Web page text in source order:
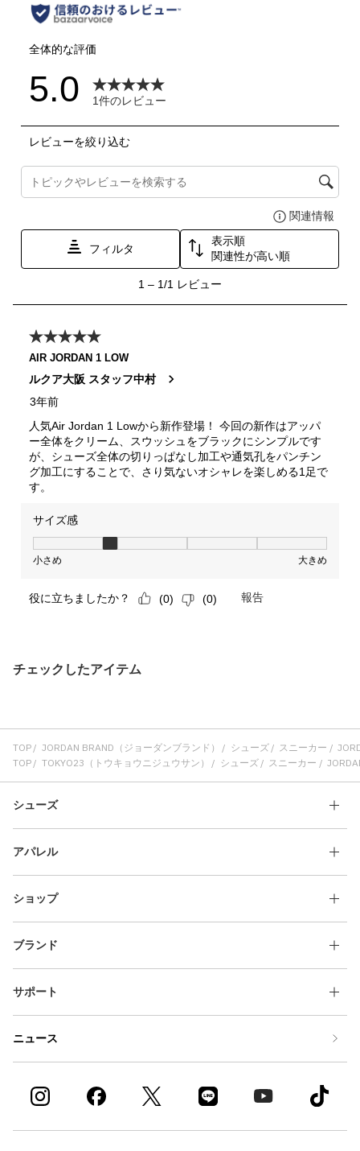
チェックしたアイテム
TOP JORDAN BRAND（ジョーダンブランド） シューズ スニーカー
TOP
TOKYO23（トウキョウニジュウサン） シューズ スニーカー
シューズ
アパレル
ショップ
ブランド
サポート
ニュース